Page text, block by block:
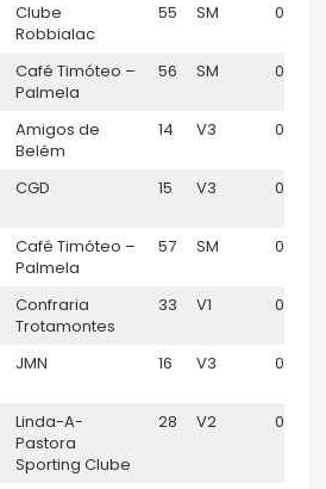
Clube
Robbialac
55 SM 01:11:51
Café Timóteo –
Palmela
56 SM 01:11:52
Amigos de
Belém
14 V3
CGD 15 V3
Café Timóteo –
Palmela
57 SM
Confraria
Trotamontes
33 V1 01:13:13
JMN 16 V3 01:14:15
Linda-A-
Pastora
Sporting Clube
28 V2